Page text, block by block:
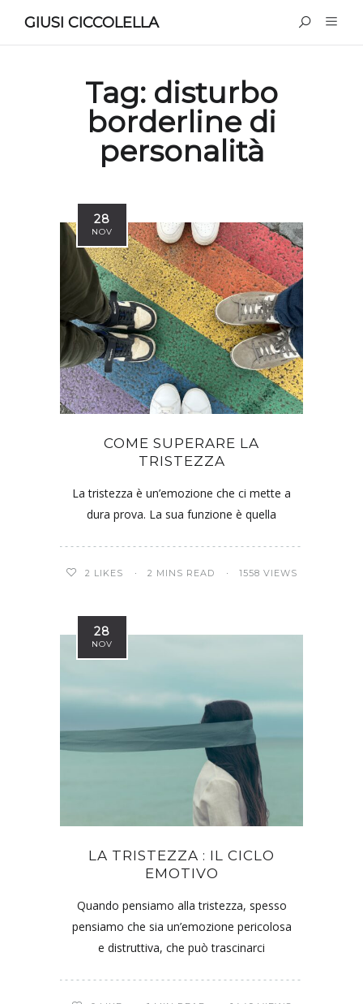
GIUSI CICCOLELLA
Tag: disturbo
borderline di
personalità
28
NOV
COME SUPERARE LA
TRISTEZZA
La tristezza è un’emozione che ci mette a
dura prova. La sua funzione è quella
2 LIKES 2 MINS READ 1558 VIEWS
28
NOV
LA TRISTEZZA : IL CICLO
EMOTIVO
Quando pensiamo alla tristezza, spesso
pensiamo che sia un’emozione pericolosa
e distruttiva, che può trascinarci